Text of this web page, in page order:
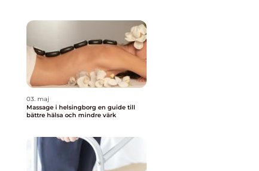
03. maj
Massage i helsingborg en guide till
bättre hälsa och mindre värk